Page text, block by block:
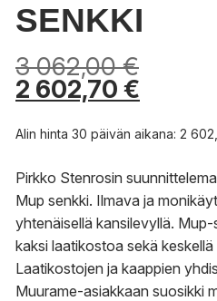
SENKKI
3 062,00€
2 602,70 €
Alin hinta 30 päivän aikana: 2
Pirkko Stenrosin
Mup senkki. Ilmava ja
yhtenäisellä kansilevyllä.
kaksi laatikostoa sekä keskellä
Laatikostojen ja kaappien
Muurame-asiakkaan suosikki